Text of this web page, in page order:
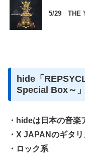
5/29 THE
hide「
Special Box～」
・hideは日本の音楽
・X JAPANのギタ
・ロック系